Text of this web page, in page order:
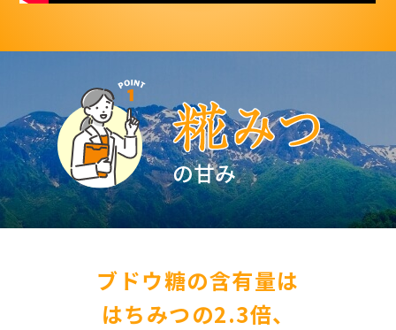
ブドウ糖の含有量は
はちみつの2.3倍、